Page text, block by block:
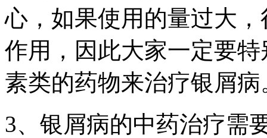
心，如果使用的量过大
作用，因此大家一定要
素类的药物来治疗银屑病
3、银屑病的中药治疗需